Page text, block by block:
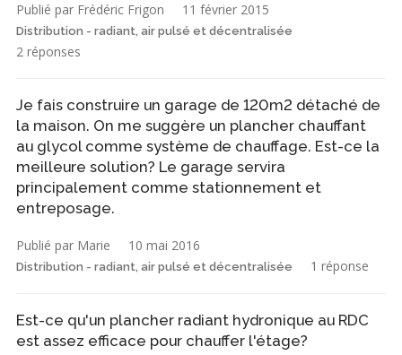
Publié par Frédéric Frigon 11 février 2015
Distribution - radiant, air pulsé et décentralisée
2 réponses
Je fais construire un garage de 120m2 détaché de
la maison. On me suggère un plancher chauffant
au glycol comme système de chauffage. Est-ce la
meilleure solution? Le garage servira
principalement comme stationnement et
entreposage.
Publié par Marie 10 mai 2016
Distribution - radiant, air pulsé et décentralisée 1 réponse
Est-ce qu'un plancher radiant hydronique au RDC
est assez efficace pour chauffer l'étage?